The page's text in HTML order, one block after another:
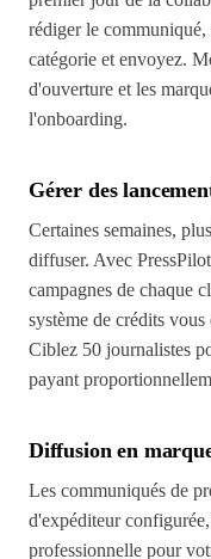
rédiger le
catégorie et envoyez.
d'ouverture et les
l'onboarding.
Gérer des
Certaines semaines,
diffuser. Avec
campagnes de chaque
système de crédits
Ciblez 50 journalistes
payant
Diffusion en
Les communiqués de
d'expéditeur
professionnelle pour